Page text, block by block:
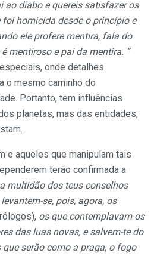
ao diabo e quereis satisfazer os
foi homicida desde o princípio e
ele profere mentira, fala do
mentiroso e pai da mentira. ”
onde detalhes
o mesmo caminho do
Portanto, tem influências
planetas, mas das entidades,
e aqueles que mani­pulam tais
terão confirmada a
multidão dos teus conselhos
levantem-se, pois, agora, os
os que contemplavam os
das luas novas, e salvem-te do
que serão como a praga, o fogo